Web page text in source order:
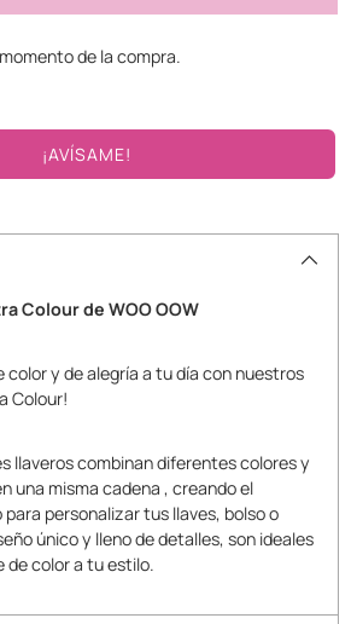
de la compra.
¡AVÍSAME!
Colour de WOO OOW
color y de alegría a tu día con nuestros
Colour!
llaveros combinan diferentes colores y
una misma cadena , creando el
personalizar tus llaves, bolso o
único y lleno de detalles, son ideales
de color a tu estilo.